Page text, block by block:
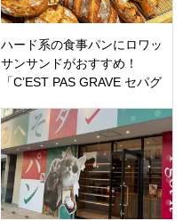
ハード系の食事パンにロワッ
サンサンドがおすすめ！
「C’EST PAS GRAVE セパグ
駅